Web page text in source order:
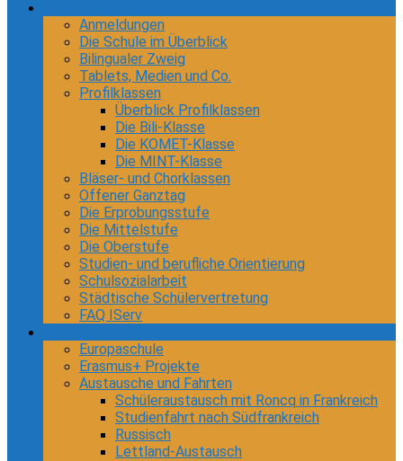
Anmeldungen
Die Schule im Überblick
Bilingualer Zweig
Tablets, Medien und Co.
Profilklassen
Überblick Profilklassen
Die Bili-Klasse
Die KOMET-Klasse
Die MINT-Klasse
Bläser- und Chorklassen
Offener Ganztag
Die Erprobungsstufe
Die Mittelstufe
Die Oberstufe
Studien- und berufliche Orientierung
Schulsozialarbeit
Städtische Schülervertretung
FAQ IServ
Europaschule
Erasmus+ Projekte
Austausche und Fahrten
Schüleraustausch mit Roncq in Frankreich
Studienfahrt nach Südfrankreich
Russisch
Lettland-Austausch